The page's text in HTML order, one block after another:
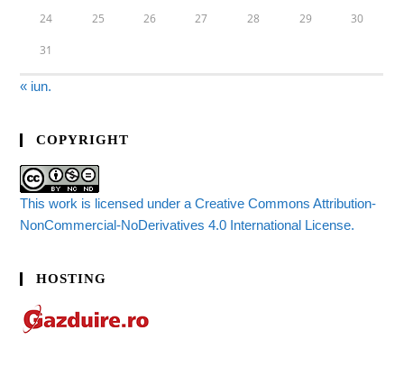
24 25 26 27 28 29 30
31
« iun.
COPYRIGHT
This work is licensed under a Creative Commons Attribution-
NonCommercial-NoDerivatives 4.0 International License.
HOSTING